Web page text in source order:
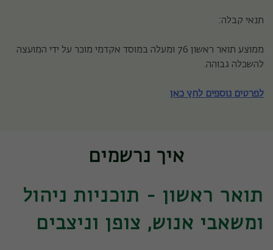
תנאי קבלה:
ממוצע תואר ראשון 76 ומעלה במוסד אקדמי מוכר על ידי המועצה
להשכלה גבוהה.
לפרטים נוספים לחץ כאן
איך נרשמים
תואר ראשון - תוכניות ניהול
ומשאבי אנוש, צופן וניצבים